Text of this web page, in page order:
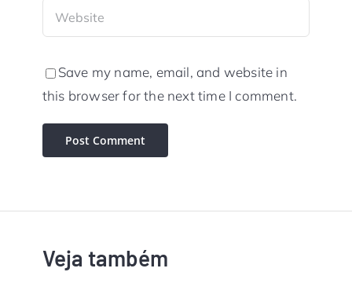
Save my name, email, and website in
this browser for the next time I comment.
Veja também